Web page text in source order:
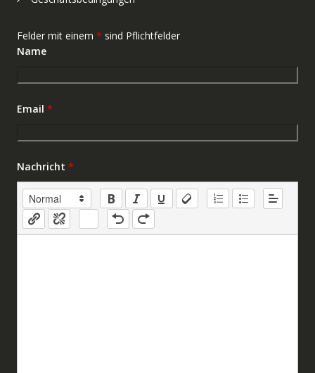
Felder mit einem * sind Pflichtfelder
Name
Email *
Nachricht *